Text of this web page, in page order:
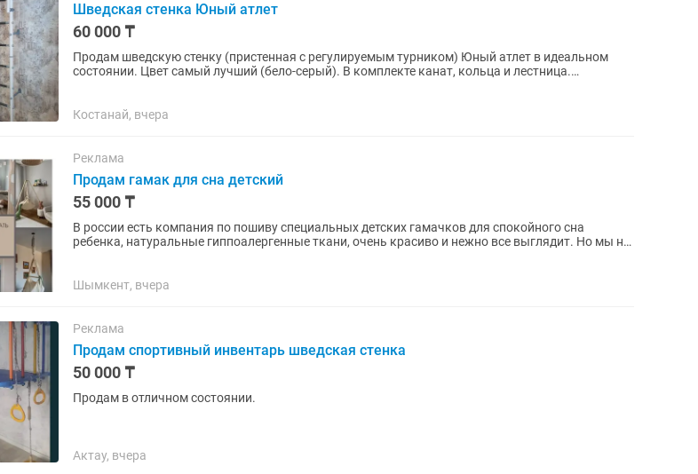
Шведская стенка Юный атлет
60 000 ₸
Продам шведскую стенку (пристенная с регулируемым турником) Юный атлет в идеальном
состоянии. Цвет самый лучший (бело-серый). В комплекте канат, кольца и лестница.
Костанай, вчера
Реклама
Продам гамак для сна детский
55 000 ₸
В россии есть компания по пошиву специальных детских гамачков для спокойного сна
ребенка, натуральные гиппоалергенные ткани, очень красиво и нежно все выглядит. Но мы не
Шымкент, вчера
Реклама
Продам спортивный инвентарь шведская стенка
50 000 ₸
Продам в отличном состоянии.
Актау, вчера